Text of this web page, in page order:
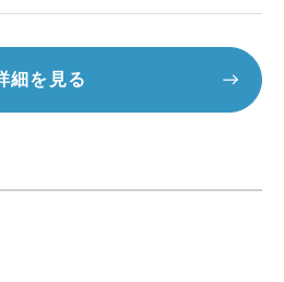
細を見る